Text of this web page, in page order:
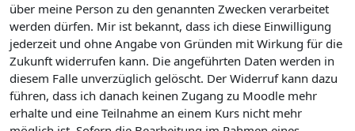
über meine Person zu den genannten Zwecken verarbeitet
werden dürfen. Mir ist bekannt, dass ich diese Einwilligung
jederzeit und ohne Angabe von Gründen mit Wirkung für die
Zukunft widerrufen kann. Die angeführten Daten werden in
diesem Falle unverzüglich gelöscht. Der Widerruf kann dazu
führen, dass ich danach keinen Zugang zu Moodle mehr
erhalte und eine Teilnahme an einem Kurs nicht mehr